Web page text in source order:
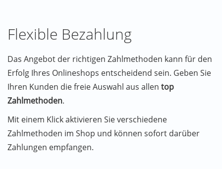
Flexible Bezahlung
Das Angebot der richtigen Zahlmethoden kann für den
Erfolg Ihres Onlineshops entscheidend sein. Geben Sie
Ihren Kunden die freie Auswahl aus allen top
Zahlmethoden.
Mit einem Klick aktivieren Sie verschiedene
Zahlmethoden im Shop und können sofort darüber
Zahlungen empfangen.